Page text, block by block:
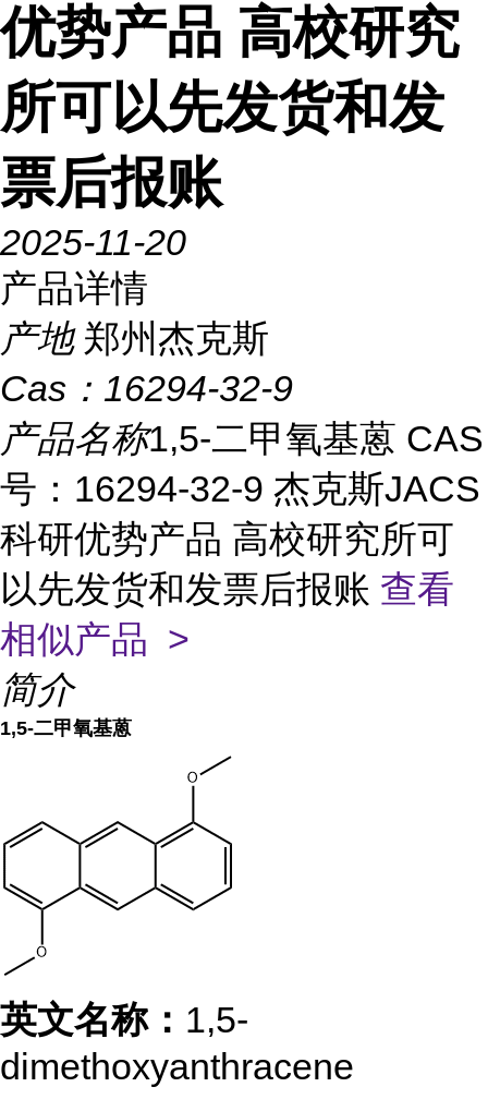
优势产品 高校研究
所可以先发货和发
票后报账
2025-11-20
产品详情
产地 郑州杰克斯
Cas： 16294-32-9
产品名称1,5-二甲氧基蒽 CAS
号：16294-32-9 杰克斯JACS
科研优势产品 高校研究所可
以先发货和发票后报账 查看
相似产品 >
简介
1,5-二甲氧基蒽
英文名称： 1,5-
dimethoxyanthracene